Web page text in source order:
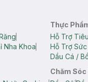
Nha Khoa
Thực
Hỗ Trợ
Hỗ Trợ
Dầu Cá /
Chăm Sóc